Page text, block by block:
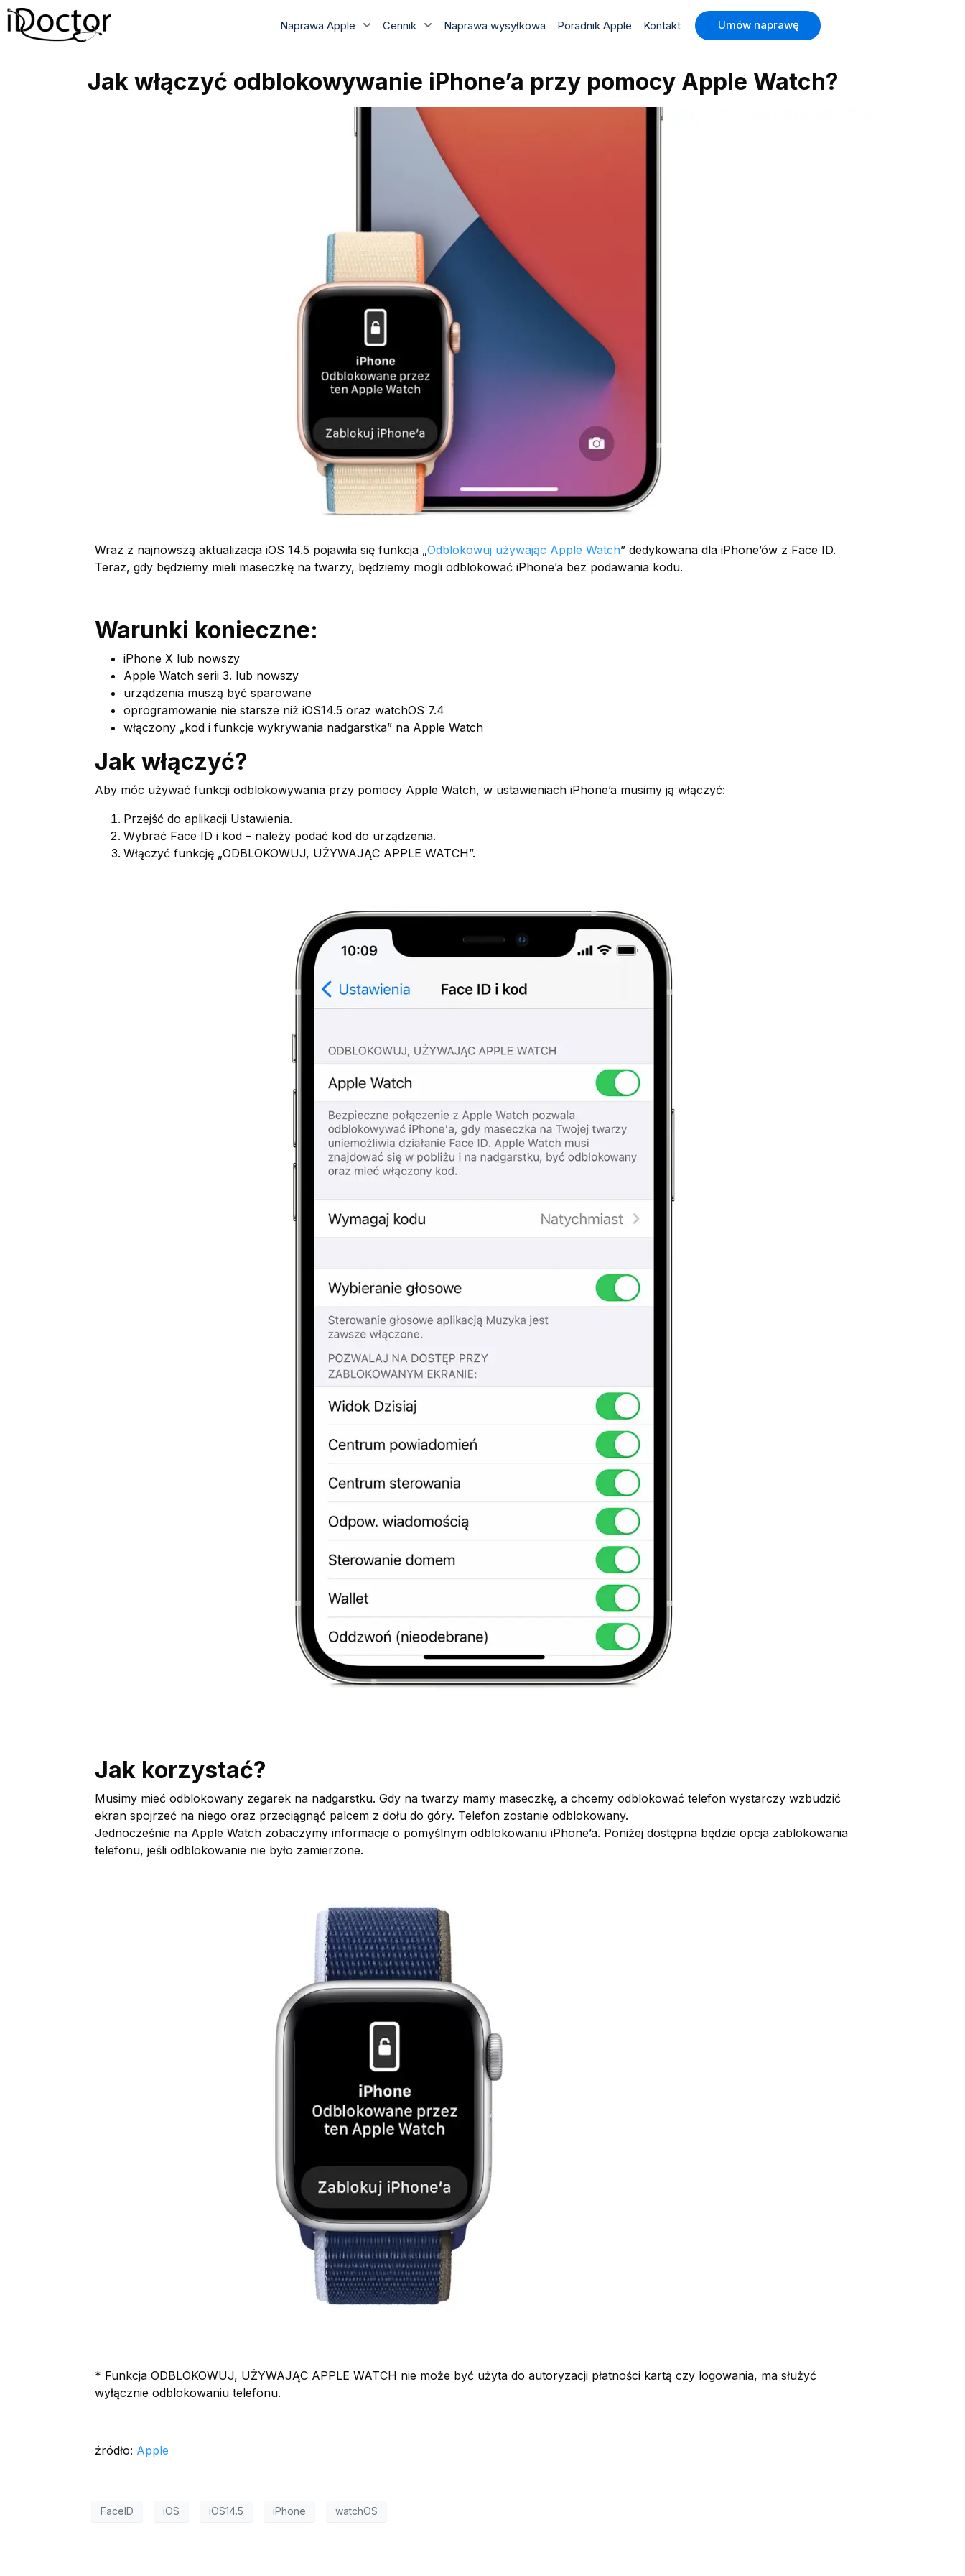
Naprawa Apple Cennik Naprawa wysyłkowa Poradnik Apple Kontakt Umów naprawę
Jak włączyć odblokowywanie iPhone’a przy pomocy Apple Watch?
Wraz z najnowszą aktualizacja iOS 14.5 pojawiła się funkcja „Odblokowuj używając Apple Watch” dedykowana dla iPhone’ów z Face ID.
Teraz, gdy będziemy mieli maseczkę na twarzy, będziemy mogli odblokować iPhone’a bez podawania kodu.
Warunki konieczne:
iPhone X lub nowszy
Apple Watch serii 3. lub nowszy
urządzenia muszą być sparowane
oprogramowanie nie starsze niż iOS14.5 oraz watchOS 7.4
włączony „kod i funkcje wykrywania nadgarstka” na Apple Watch
Jak włączyć?
Aby móc używać funkcji odblokowywania przy pomocy Apple Watch, w ustawieniach iPhone’a musimy ją włączyć:
Przejść do aplikacji Ustawienia.
Wybrać Face ID i kod – należy podać kod do urządzenia.
Włączyć funkcję „ODBLOKOWUJ, UŻYWAJĄC APPLE WATCH”.
Jak korzystać?
Musimy mieć odblokowany zegarek na nadgarstku. Gdy na twarzy mamy maseczkę, a chcemy odblokować telefon wystarczy wzbudzić
ekran spojrzeć na niego oraz przeciągnąć palcem z dołu do góry. Telefon zostanie odblokowany.
Jednocześnie na Apple Watch zobaczymy informacje o pomyślnym odblokowaniu iPhone’a. Poniżej dostępna będzie opcja zablokowania
telefonu, jeśli odblokowanie nie było zamierzone.
* Funkcja ODBLOKOWUJ, UŻYWAJĄC APPLE WATCH nie może być użyta do autoryzacji płatności kartą czy logowania, ma służyć
wyłącznie odblokowaniu telefonu.
źródło: Apple
FaceID iOS iOS14.5 iPhone watchOS